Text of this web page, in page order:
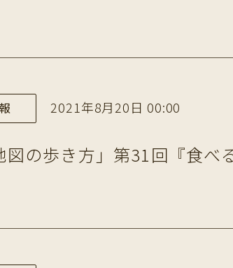
2021年8月20日 00:00
図の歩き方」第31回『食